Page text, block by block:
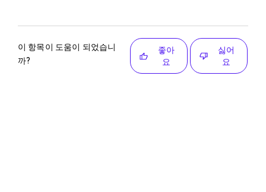
이 항목이 도움이 되었습니
까?
좋아
요
싫어
요